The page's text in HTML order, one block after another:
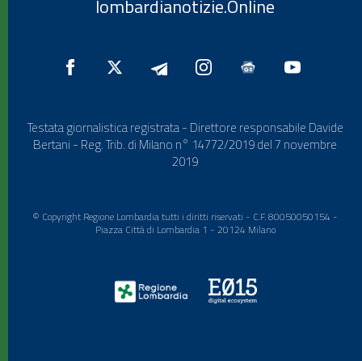
lombardianotizie.Online
Testata giornalistica registrata - Direttore responsabile Davide
Bertani - Reg. Trib. di Milano n° 14772/2019 del 7 novembre
2019
© Copyright Regione Lombardia tutti i diritti riservati - C.F. 80050050154 -
Piazza Città di Lombardia 1 - 20124 Milano